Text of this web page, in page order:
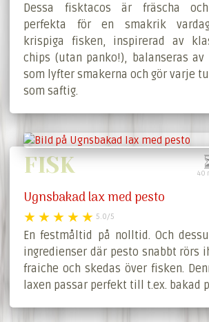
Dessa fisk­tacos är fräscha och
perfekta för en smakrik
krispiga fisken, inspirerad av
chips (utan panko!), balanseras
som lyfter smakerna och gör varje
som saftig.
FISK 40
Ugnsbakad lax med pesto
5.0/5
En festmåltid på nolltid. Och
ingredienser där pesto snabbt rörs
fraiche och skedas över fisken.
laxen passar perfekt till t.ex. bakad